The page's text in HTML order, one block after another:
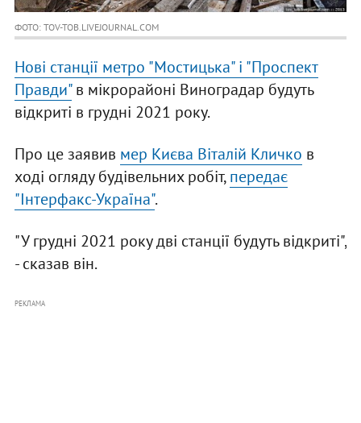
ФОТО: TOV-TOB.LIVEJOURNAL.COM
Нові станції метро "Мостицька" і "Проспект
Правди"в мікрорайоні Виноградар будуть
відкриті в грудні 2021 року.
Про це заявив мер Києва Віталій Кличко в
ході огляду будівельних робіт,передає
"Інтерфакс-Україна".
"У грудні 2021 року дві станції будуть відкриті",
- сказав він.
РЕКЛАМА